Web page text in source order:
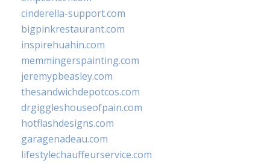
cinderella-support.com
bigpinkrestaurant.com
inspirehuahin.com
memmingerspainting.com
jeremypbeasley.com
thesandwichdepotcos.com
drgiggleshouseofpain.com
hotflashdesigns.com
garagenadeau.com
lifestylechauffeurservice.com